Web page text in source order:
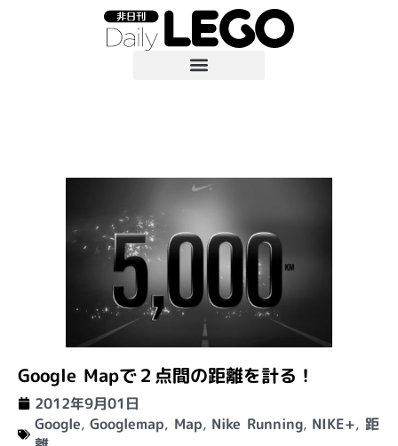
Google Mapで２点間の距離を計る！
2012年9月01日
Google,Googlemap, Map, Nike Running, NIKE+, 距